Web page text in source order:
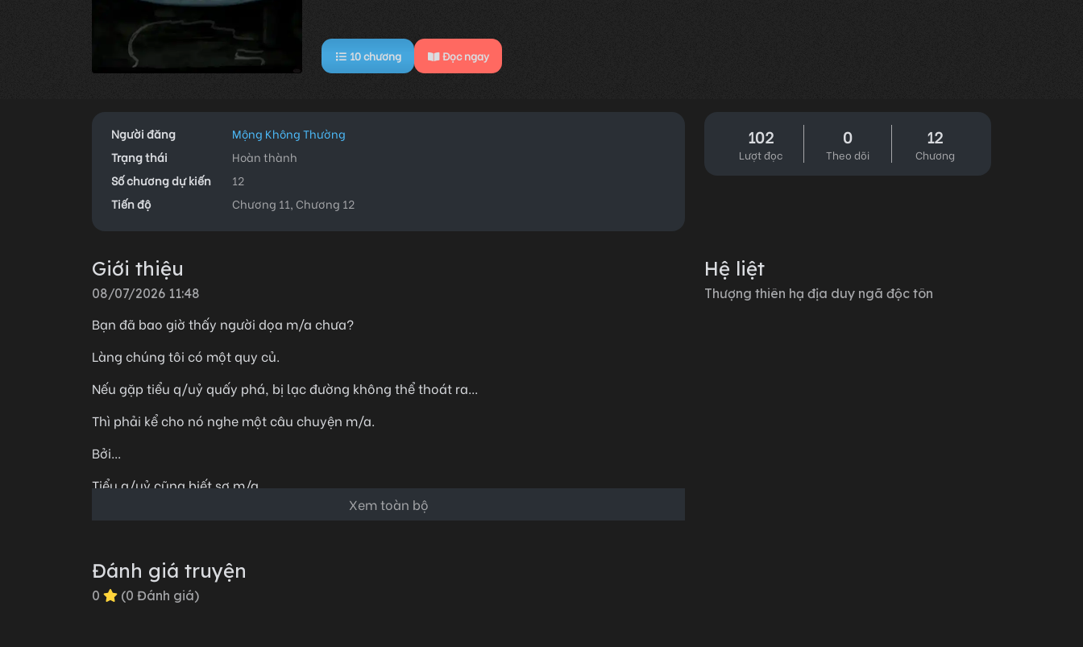
10chương Đọc ngay
Người đăng
Mộng Không Thường
Trạng thái
Hoàn thành
Số chương dự kiến
12
Tiến độ
Chương 11, Chương 12
102
Lượt đọc
0
Theo dõi
12
Chương
Giới thiệu
08/07/2026 11:48
Bạn đã bao giờ thấy người dọa m/a chưa?
Làng chúng tôi có một quy củ.
Nếu gặp tiểu q/uỷ quấy phá, bị lạc đường không thể thoát ra...
Thì phải kể cho nó nghe một câu chuyện m/a.
Bởi...
Tiểu q/uỷ cũng biết sợ m/a.
Chỉ cần dọa cho con q/uỷ kia bỏ chạy, con đường sẽ tự khắc thông.
Đó phải là chuyện m/a.
Xem toàn bộ
Đánh giá truyện
0 (0 Đánh giá)
Hệ liệt
Thượng thiên hạ địa duy ngã độc tôn